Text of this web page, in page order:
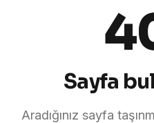
Sayfa
Aradığınız sayfa